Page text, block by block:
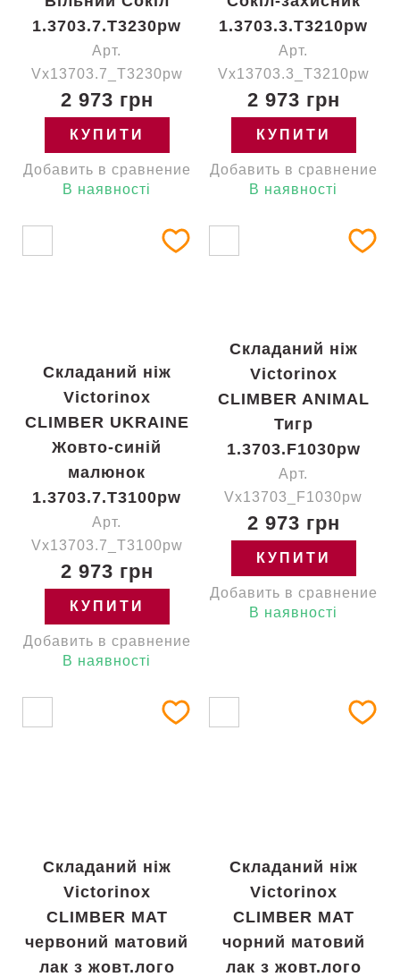
1.3703.7.T3230pw
Арт.
Vx13703.7_T3230pw
2 973 грн
КУПИТИ
Добавить в сравнение
В наявності
1.3703.3.T3210pw
Арт.
Vx13703.3_T3210pw
2 973 грн
КУПИТИ
Добавить в сравнение
В наявності
Складаний ніж
Victorinox
CLIMBER UKRAINE
Жовто-синій
малюнок
1.3703.7.T3100pw
Арт.
Vx13703.7_T3100pw
2 973 грн
КУПИТИ
Добавить в сравнение
В наявності
Складаний ніж
Victorinox
CLIMBER ANIMAL
Тигр
1.3703.F1030pw
Арт.
Vx13703_F1030pw
2 973 грн
КУПИТИ
Добавить в сравнение
В наявності
Складаний ніж
Victorinox
CLIMBER MAT
червоний матовий
лак з жовт.лого
Складаний ніж
Victorinox
CLIMBER MAT
чорний матовий
лак з жовт.лого